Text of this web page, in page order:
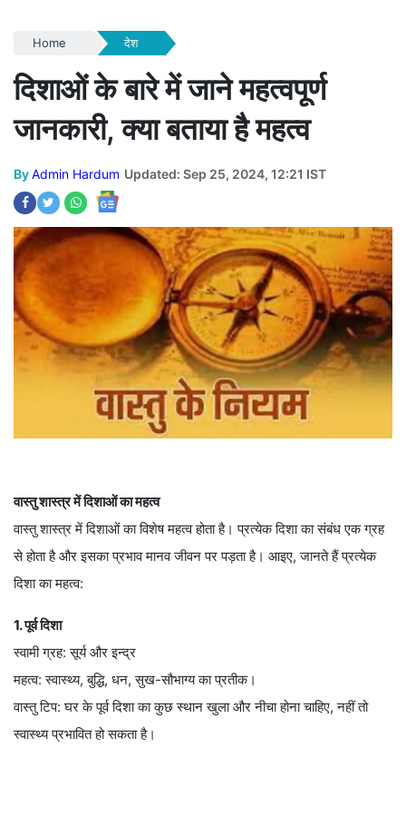
Home देश
दिशाओं के बारे में जाने महत्वपूर्ण
जानकारी, क्या बताया है महत्व
ByAdmin Hardum Updated: Sep 25, 2024, 12:21 IST
वास्तु शास्त्र में दिशाओं का महत्व
वास्तु शास्त्र में दिशाओं का विशेष महत्व होता है। प्रत्येक दिशा का संबंध एक ग्रह
से होता है और इसका प्रभाव मानव जीवन पर पड़ता है। आइए, जानते हैं प्रत्येक
दिशा का महत्व:
1. पूर्व दिशा
स्वामी ग्रह: सूर्य और इन्द्र
महत्व: स्वास्थ्य, बुद्धि, धन, सुख-सौभाग्य का प्रतीक।
वास्तु टिप: घर के पूर्व दिशा का कुछ स्थान खुला और नीचा होना चाहिए, नहीं तो
स्वास्थ्य प्रभावित हो सकता है।